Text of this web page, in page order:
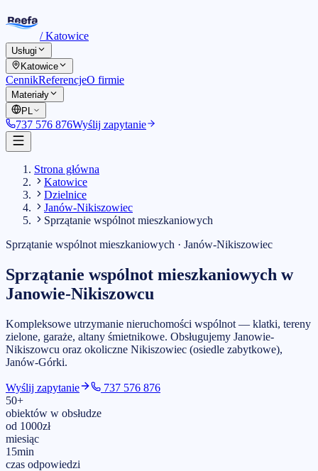
/Katowice
Usługi
Katowice
CennikReferencjeO firmie
Materiały
PL
737 576 876Wyślij zapytanie
Strona główna
Katowice
Dzielnice
Janów-Nikiszowiec
Sprzątanie wspólnot mieszkaniowych
Sprzątanie wspólnot mieszkaniowych · Janów-Nikiszowiec
Sprzątanie wspólnot mieszkaniowych w
Janowie-Nikiszowcu
Kompleksowe utrzymanie nieruchomości wspólnot — klatki, tereny
zielone, garaże, altany śmietnikowe. Obsługujemy Janowie-
Nikiszowcu oraz okoliczne Nikiszowiec (osiedle zabytkowe),
Janów-Górki.
Wyślij zapytanie
737 576 876
50+
obiektów w obsłudze
od 1000zł
miesiąc
15min
czas odpowiedzi